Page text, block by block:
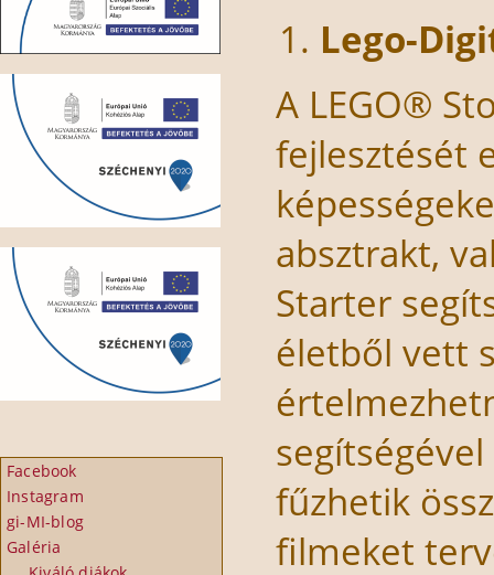
Facebook
Instagram
gi-MI-blog
Galéria
Lego-
A LEGO®
fejlesztését
absztrakt,
Starter
életből vett
fűzhetik
filmeket